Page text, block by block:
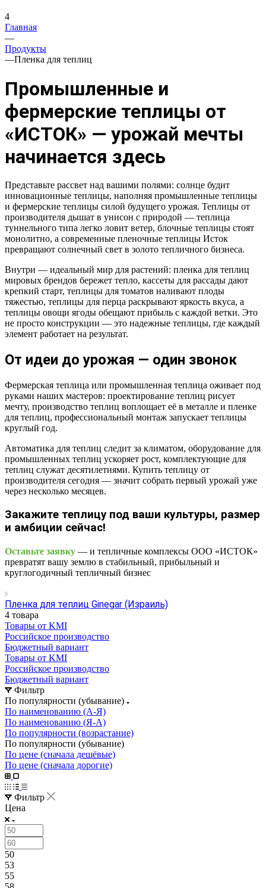
4
Главная
—
Продукты
—Пленка для теплиц
Промышленные и
фермерские теплицы от
«ИСТОК» — урожай мечты
начинается здесь
Представьте рассвет над вашими полями: солнце будит
инновационные теплицы, наполняя промышленные теплицы
и фермерские теплицы силой будущего урожая. Теплицы от
производителя дышат в унисон с природой — теплица
туннельного типа легко ловит ветер, блочные теплицы стоят
монолитно, а современные пленочные теплицы Исток
превращают солнечный свет в золото тепличного бизнеса.
Внутри — идеальный мир для растений: пленка для теплиц
мировых брендов бережет тепло, кассеты для рассады дают
крепкий старт, теплицы для томатов наливают плоды
тяжестью, теплицы для перца раскрывают яркость вкуса, а
теплицы овощи ягоды обещают прибыль с каждой ветки. Это
не просто конструкции — это надежные теплицы, где каждый
элемент работает на результат.
От идеи до урожая — один звонок
Фермерская теплица или промышленная теплица оживает под
руками наших мастеров: проектирование теплиц рисует
мечту, производство теплиц воплощает её в металле и пленке
для теплиц, профессиональный монтаж запускает теплицы
круглый год.
Автоматика для теплиц следит за климатом, оборудование для
промышленных теплиц ускоряет рост, комплектующие для
теплиц служат десятилетиями. Купить теплицу от
производителя сегодня — значит собрать первый урожай уже
через несколько месяцев.
Закажите теплицу под ваши культуры, размер
и амбиции сейчас!
Оставьте заявку — и тепличные комплексы ООО «ИСТОК»
превратят вашу землю в стабильный, прибыльный и
круглогодичный тепличный бизнес
Пленка для теплиц Ginegar (Израиль)
4 товара
Товары от KMI
Российское производство
Бюджетный вариант
Товары от KMI
Российское производство
Бюджетный вариант
Фильтр
По популярности (убывание)
По наименованию (А-Я)
По наименованию (Я-А)
По популярности (возрастание)
По популярности (убывание)
По цене (сначала дешёвые)
По цене (сначала дорогие)
Фильтр
Цена
50
53
55